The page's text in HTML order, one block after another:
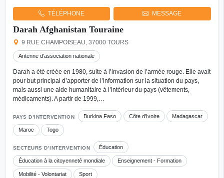
TÉLÉPHONE MESSAGE
Darah Afghanistan Touraine
9 RUE CHAMPOISEAU, 37000 TOURS
Antenne d'association nationale
Darah a été créée en 1980, suite à l’invasion de l’armée rouge. Elle avait
pour but principal d’apporter de l’information sur la situation du pays,
mais aussi une aide humanitaire à l’intérieur du pays (vêtements,
médicaments). A partir de 1999,…
PAYS D’INTERVENTION Burkina Faso Côte d'Ivoire Madagascar
Maroc Togo
SECTEURS D’INTERVENTION Éducation
Éducation à la citoyenneté mondiale Enseignement - Formation
Mobilité - Volontariat Sport